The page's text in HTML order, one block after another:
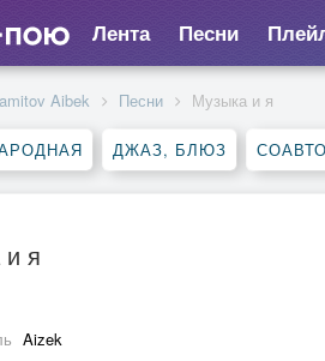
Лента Песни
Aibek Песни Музыка и я
ДЖАЗ, БЛЮЗ
я
Aizek